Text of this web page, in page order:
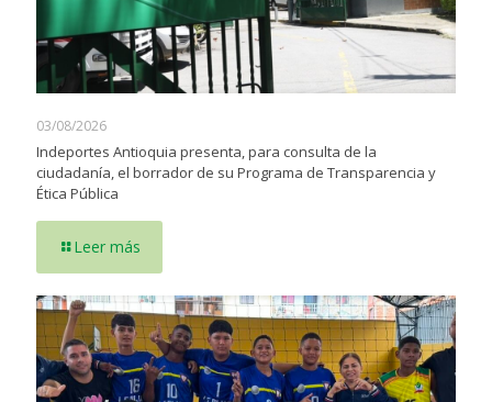
03/08/2026
Indeportes Antioquia presenta, para consulta de la
ciudadanía, el borrador de su Programa de Transparencia y
Ética Pública
Leer más